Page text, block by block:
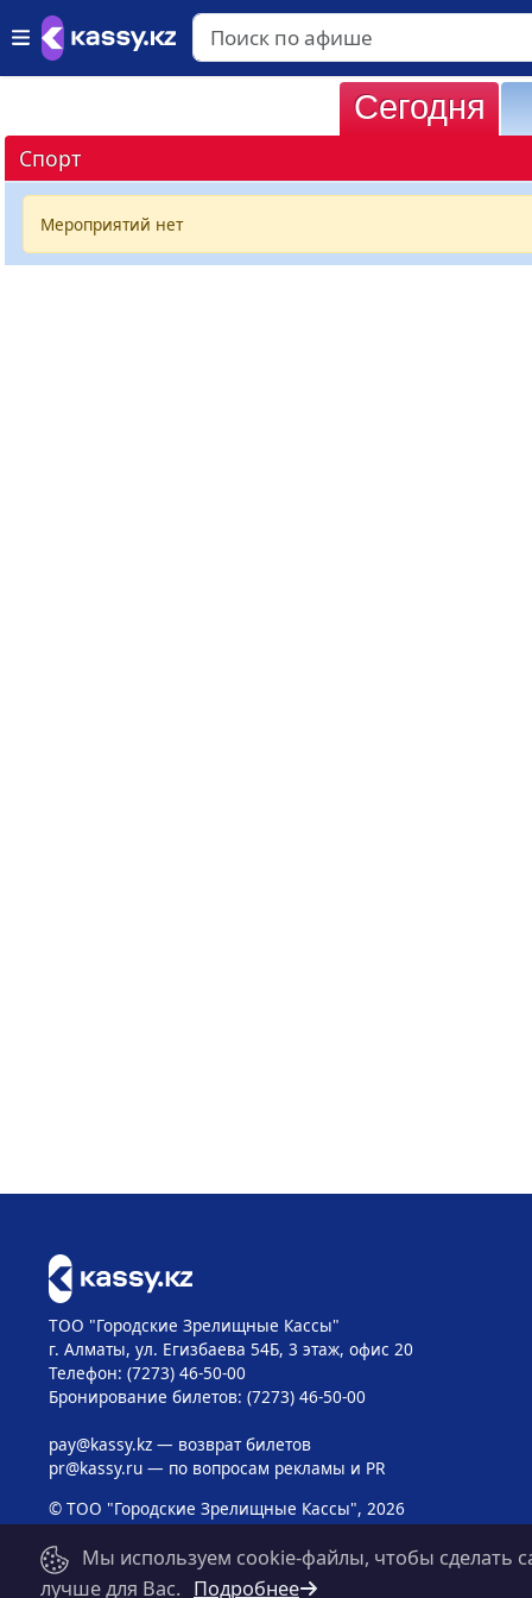
Сегодня
Спорт
Мероприятий нет
ТОО "Городские Зрелищные Кассы"
г. Алматы, ул. Егизбаева 54Б, 3 этаж, офис 20
Телефон: (7273) 46-50-00
Бронирование билетов: (7273) 46-50-00
pay@kassy.kz— возврат билетов
pr@kassy.ru— по вопросам рекламы и PR
© ТОО "Городские Зрелищные Кассы", 2026
Мы используем cookie-файлы, чтобы сделать
лучше для Вас. Подробнее